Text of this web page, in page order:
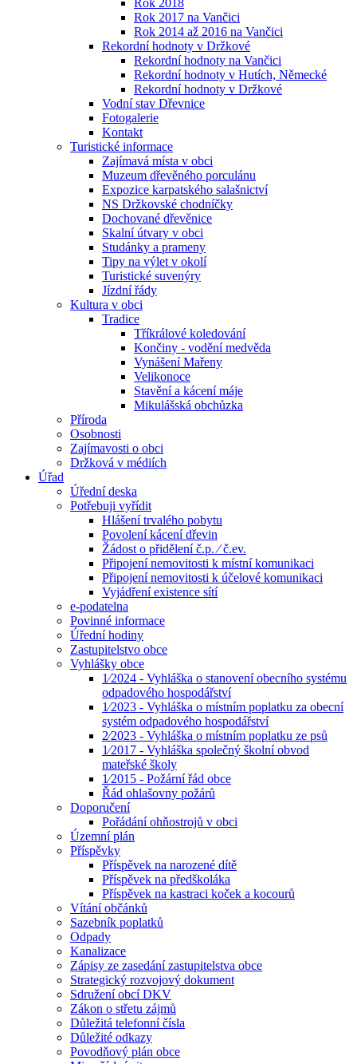
Rok 2018
Rok 2017 na Vančici
Rok 2014 až 2016 na Vančici
Rekordní hodnoty v Držkové
Rekordní hodnoty na Vančici
Rekordní hodnoty v Hutích, Německé
Rekordní hodnoty v Držkové
Vodní stav Dřevnice
Fotogalerie
Kontakt
Turistické informace
Zajímavá místa v obci
Muzeum dřevěného porculánu
Expozice karpatského salašnictví
NS Držkovské chodníčky
Dochované dřevěnice
Skalní útvary v obci
Studánky a prameny
Tipy na výlet v okolí
Turistické suvenýry
Jízdní řády
Kultura v obci
Tradice
Tříkrálové koledování
Končiny - vodění medvěda
Vynášení Mařeny
Velikonoce
Stavění a kácení máje
Mikulášská obchůzka
Příroda
Osobnosti
Zajímavosti o obci
Držková v médiích
Úřad
Úřední deska
Potřebuji vyřídit
Hlášení trvalého pobytu
Povolení kácení dřevin
Žádost o přidělení č.p. ⁄ č.ev.
Připojení nemovitosti k místní komunikaci
Připojení nemovitosti k účelové komunikaci
Vyjádření existence sítí
e-podatelna
Povinné informace
Úřední hodiny
Zastupitelstvo obce
Vyhlášky obce
1⁄2024 - Vyhláška o stanovení obecního systému
odpadového hospodářství
1⁄2023 - Vyhláška o místním poplatku za obecní
systém odpadového hospodářství
2⁄2023 - Vyhláška o místním poplatku ze psů
1⁄2017 - Vyhláška společný školní obvod
mateřské školy
1⁄2015 - Požární řád obce
Řád ohlašovny požárů
Doporučení
Pořádání ohňostrojů v obci
Územní plán
Příspěvky
Příspěvek na narozené dítě
Příspěvek na předškoláka
Příspěvek na kastraci koček a kocourů
Vítání občánků
Sazebník poplatků
Odpady
Kanalizace
Zápisy ze zasedání zastupitelstva obce
Strategický rozvojový dokument
Sdružení obcí DKV
Zákon o střetu zájmů
Důležitá telefonní čísla
Důležité odkazy
Povodňový plán obce